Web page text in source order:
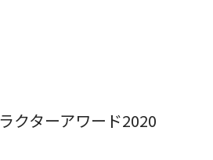
クターアワード2020